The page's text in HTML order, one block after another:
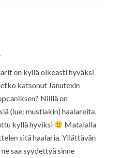
on kyllä oikeasti hyväksi
katsonut Janutexin
Niillä on
(lue: mustiakin) haalareita.
kyllä hyviksi
Matalalla
sitä haalaria. Yllättävän
saa syydettyä sinne